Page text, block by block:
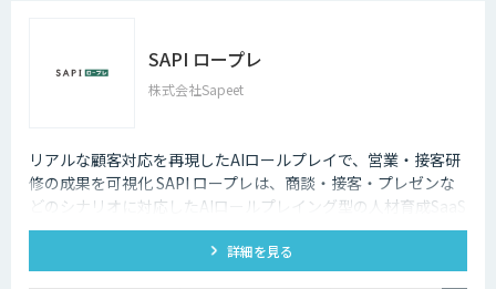
SAPI ロープレ
株式会社Sapeet
リアルな顧客対応を再現したAIロールプレイで、営業・接客研
修の成果を可視化 SAPI ロープレは、商談・接客・プレゼンな
どのシナリオに対応したAIロールプレイング型の人材育成SaaS
です。 AIアバターとの実践トレーニングと動画フィードバック
により、新人・中途スタッフの早期戦力化と教育の属人化解消
を支援します。
詳細を見る